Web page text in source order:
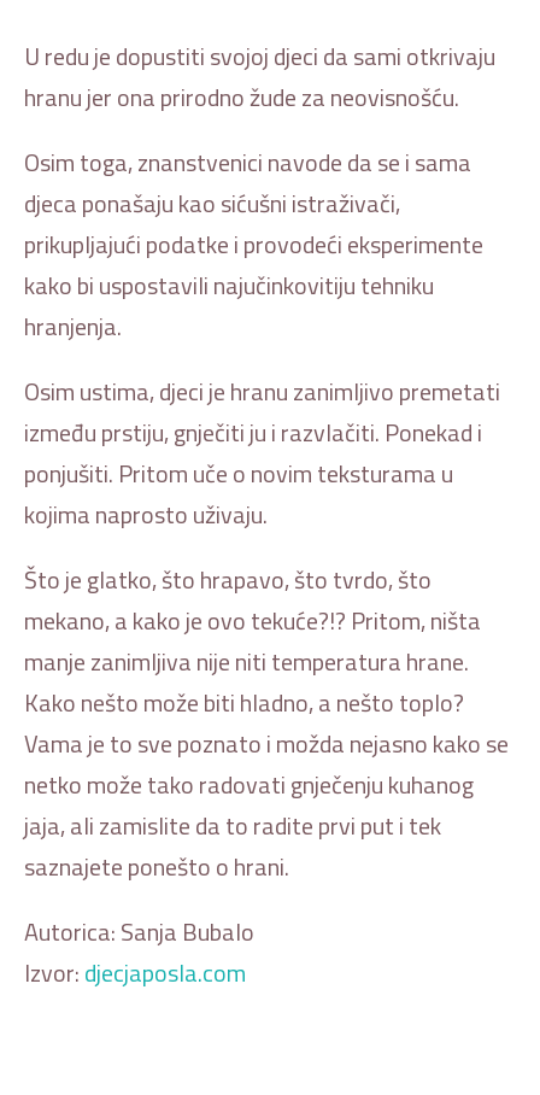
U redu je dopustiti svojoj djeci da sami otkrivaju
hranu jer ona prirodno žude za neovisnošću.
Osim toga, znanstvenici navode da se i sama
djeca ponašaju kao sićušni istraživači,
prikupljajući podatke i provodeći eksperimente
kako bi uspostavili najučinkovitiju tehniku
hranjenja.
Osim ustima, djeci je hranu zanimljivo premetati
između prstiju, gnječiti ju i razvlačiti. Ponekad i
ponjušiti. Pritom uče o novim teksturama u
kojima naprosto uživaju.
Što je glatko, što hrapavo, što tvrdo, što
mekano, a kako je ovo tekuće?!? Pritom, ništa
manje zanimljiva nije niti temperatura hrane.
Kako nešto može biti hladno, a nešto toplo?
Vama je to sve poznato i možda nejasno kako se
netko može tako radovati gnječenju kuhanog
jaja, ali zamislite da to radite prvi put i tek
saznajete ponešto o hrani.
Autorica: Sanja Bubalo
Izvor:djecjaposla.com